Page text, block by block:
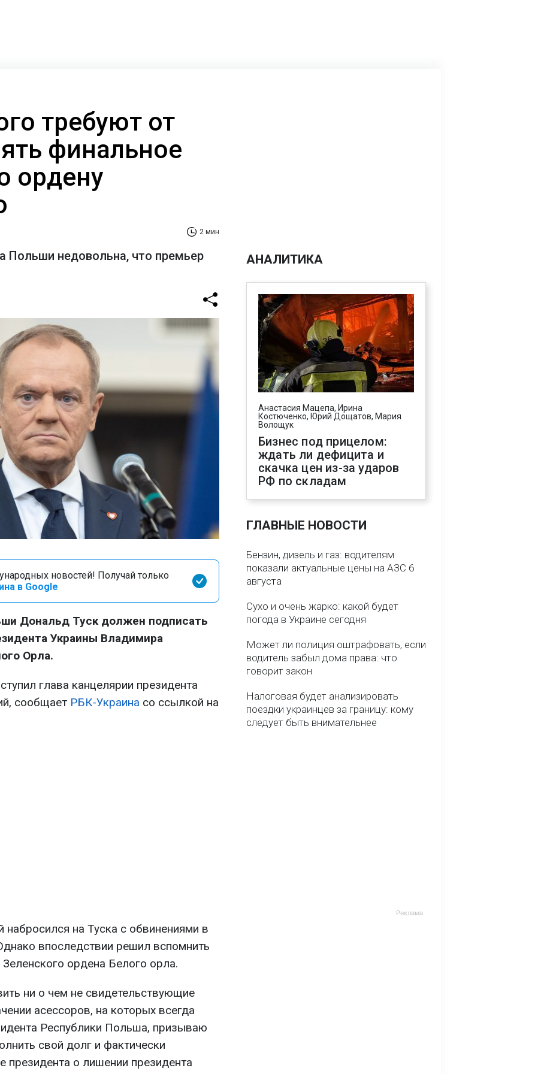
требуют от
финальное
ордену
2 мин
Польши недовольна, что премьер
новостей! Получай только
в Google
Дональд Туск должен подписать
Украины Владимира
Орла.
глава канцелярии президента
сообщает РБК-Украина со ссылкой на
набросился на Туска с обвинениями в
впоследствии решил вспомнить
ордена Белого орла.
ни о чем не свидетельствующие
асессоров, на которых всегда
Республики Польша, призываю
свой долг и фактически
президента о лишении президента
АНАЛИТИКА
Анастасия Мацепа, Ирина
Костюченко, Юрий Дощатов, Мария
Волощук
Бизнес под прицелом:
ждать ли дефицита и
скачка цен из-за ударов
РФ по складам
ГЛАВНЫЕ НОВОСТИ
Бензин, дизель и газ: водителям
показали актуальные цены на АЗС 6
августа
Сухо и очень жарко: какой будет
погода в Украине сегодня
Может ли полиция оштрафовать, если
водитель забыл дома права: что
говорит закон
Налоговая будет анализировать
поездки украинцев за границу: кому
следует быть внимательнее